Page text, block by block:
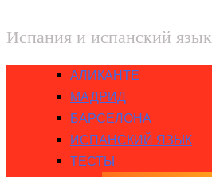
Испания и испанский язык
АЛИКАНТЕ
МАДРИД
БАРСЕЛОНА
ИСПАНСКИЙ ЯЗЫК
ТЕСТЫ